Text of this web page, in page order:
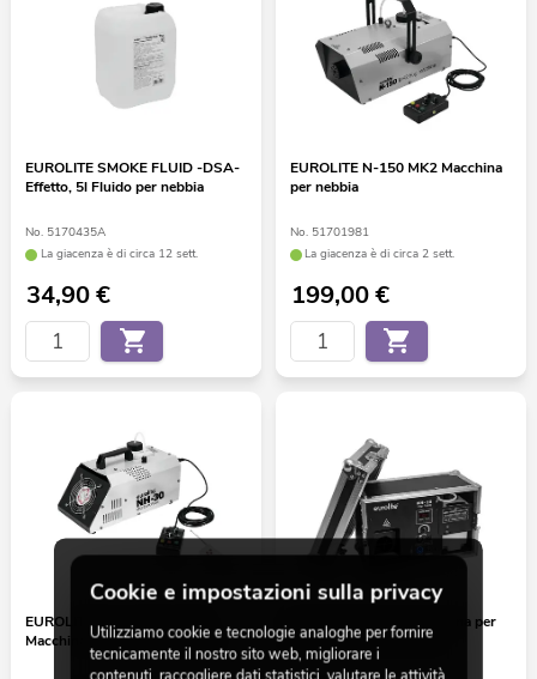
EUROLITE SMOKE FLUID -DSA-
Effetto, 5l Fluido per nebbia
No. 5170435A
La giacenza è di circa 12 sett.
34,90€
EUROLITE N-150 MK2 Macchina
per nebbia
No. 51701981
La giacenza è di circa 2 sett.
199,00€
EUROLITE NH-30 MK2 DMX
Macchina per nebbia e foschia
EUROLITE NH-20 Macchina per
nebbia e foschia da tour
Cookie e impostazioni sulla privacy
Utilizziamo cookie e tecnologie analoghe per fornire
tecnicamente il nostro sito web, migliorare i
contenuti, raccogliere dati statistici, valutare le attività